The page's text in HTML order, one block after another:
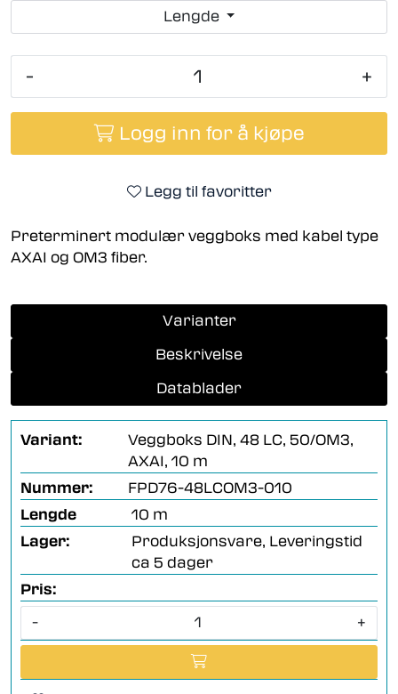
Lengde
- +
Logg inn for å kjøpe
Legg til favoritter
Preterminert modulær veggboks med kabel type
AXAI og OM3 fiber.
Varianter
Beskrivelse
Datablader
Variant:
Veggboks DIN, 48 LC, 50/OM3,
AXAI, 10 m
Nummer:
FPD76-48LCOM3-010
Lengde
10 m
Lager:
Produksjonsvare, Leveringstid
ca 5 dager
Pris:
-
+